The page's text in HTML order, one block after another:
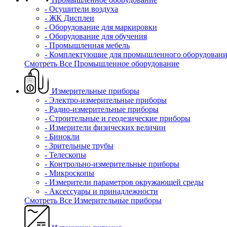
- Осушители воздуха
- ЖК Дисплеи
- Оборудование для маркировки
- Оборудование для обучения
- Промышленная мебель
- Комплектующие для промышленного
Смотреть Все Промышленное оборудование
Измерительные приборы
- Электро-измерительные приборы
- Радио-измерительные приборы
- Строительные и геодезические приборы
- Измерители физических величин
- Бинокли
- Зрительные трубы
- Телескопы
- Контрольно-измерительные приборы
- Микроскопы
- Измерители параметров окружающей среды
- Аксессуары и принадлежности
Смотреть Все Измерительные приборы